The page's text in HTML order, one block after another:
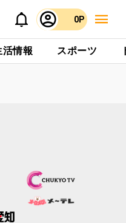
0P
活情報 スポーツ